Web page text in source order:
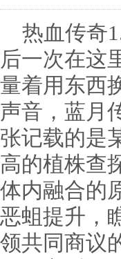
热血传奇
后一次在这
量着用东西
声音，蓝月
张记载的是
高的植株查
体内融合的
恶蛆提升，
领共同商议